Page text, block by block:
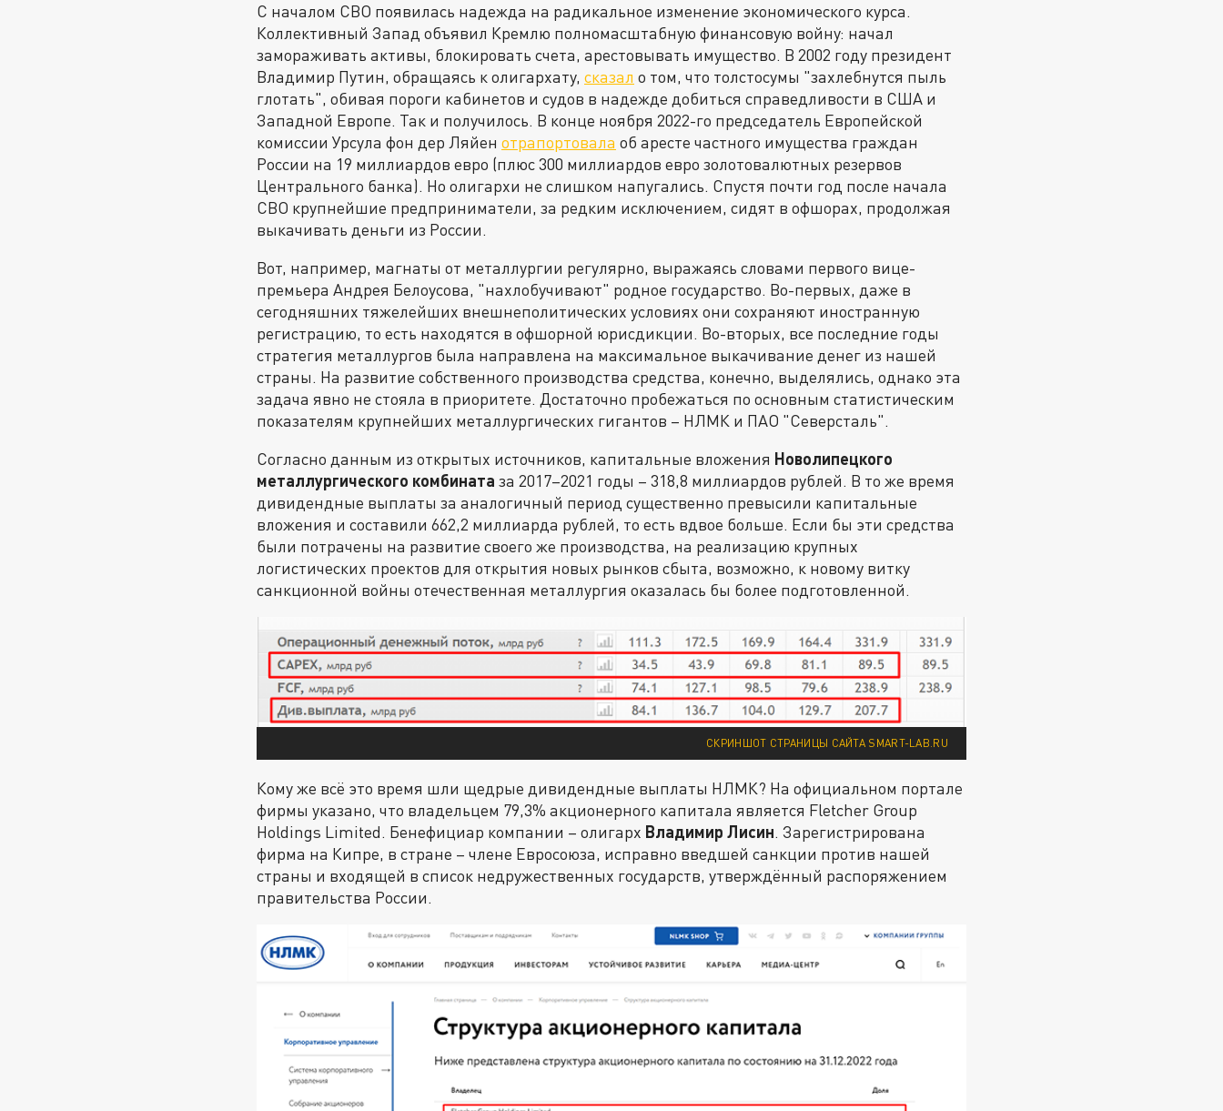
С началом СВО появилась надежда на радикальное изменение экономического курса.
Коллективный Запад объявил Кремлю полномасштабную финансовую войну: начал
замораживать активы, блокировать счета, арестовывать имущество. В 2002 году президент
Владимир Путин, обращаясь к олигархату, сказал о том, что толстосумы "захлебнутся пыль
глотать", обивая пороги кабинетов и судов в надежде добиться справедливости в США и
Западной Европе. Так и получилось. В конце ноября 2022-го председатель Европейской
комиссии Урсула фон дер Ляйен отрапортовала об аресте частного имущества граждан
России на 19 миллиардов евро (плюс 300 миллиардов евро золотовалютных резервов
Центрального банка). Но олигархи не слишком напугались. Спустя почти год после начала
СВО крупнейшие предприниматели, за редким исключением, сидят в офшорах, продолжая
выкачивать деньги из России.
Вот, например, магнаты от металлургии регулярно, выражаясь словами первого вице-
премьера Андрея Белоусова, "нахлобучивают" родное государство. Во-первых, даже в
сегодняшних тяжелейших внешнеполитических условиях они сохраняют иностранную
регистрацию, то есть находятся в офшорной юрисдикции. Во-вторых, все последние годы
стратегия металлургов была направлена на максимальное выкачивание денег из нашей
страны. На развитие собственного производства средства, конечно, выделялись, однако эта
задача явно не стояла в приоритете. Достаточно пробежаться по основным статистическим
показателям крупнейших металлургических гигантов – НЛМК и ПАО "Северсталь".
Согласно данным из открытых источников, капитальные вложения Новолипецкого
металлургического комбината за 2017–2021 годы – 318,8 миллиардов рублей. В то же время
дивидендные выплаты за аналогичный период существенно превысили капитальные
вложения и составили 662,2 миллиарда рублей, то есть вдвое больше. Если бы эти средства
были потрачены на развитие своего же производства, на реализацию крупных
логистических проектов для открытия новых рынков сбыта, возможно, к новому витку
санкционной войны отечественная металлургия оказалась бы более подготовленной.
СКРИНШОТ СТРАНИЦЫ САЙТА SMART-LAB.RU
Кому же всё это время шли щедрые дивидендные выплаты НЛМК? На официальном портале
фирмы указано, что владельцем 79,3% акционерного капитала является Fletcher Group
Holdings Limited. Бенефициар компании – олигарх Владимир Лисин. Зарегистрирована
фирма на Кипре, в стране – члене Евросоюза, исправно введшей санкции против нашей
страны и входящей в список недружественных государств, утверждённый распоряжением
правительства России.